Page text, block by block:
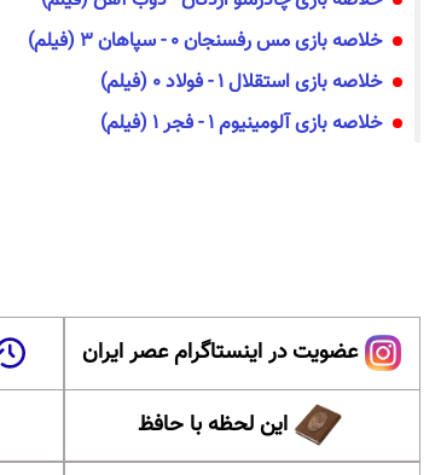
خلاصه بازی مس رفسنجان ۰ - سپاهان ۳ (فیلم)
خلاصه بازی استقلال ۱ - فولاد ۰ (فیلم)
خلاصه بازی آلومینیوم ۱ - فجر ۱ (فیلم)
عضویت در اینستاگرام عصر ایران
این لحظه با حافظ